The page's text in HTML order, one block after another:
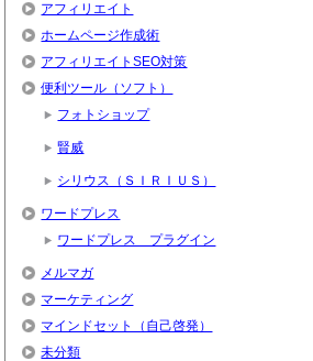
アフィリエイト
ホームページ作成術
アフィリエイトSEO対策
便利ツール（ソフト）
フォトショップ
賢威
シリウス（ＳＩＲＩＵＳ）
ワードプレス
ワードプレス プラグイン
メルマガ
マーケティング
マインドセット（自己啓発）
未分類